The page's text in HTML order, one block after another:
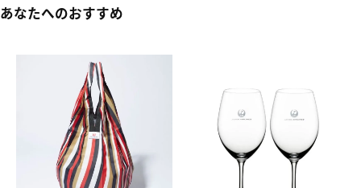
あなたへのおすすめ